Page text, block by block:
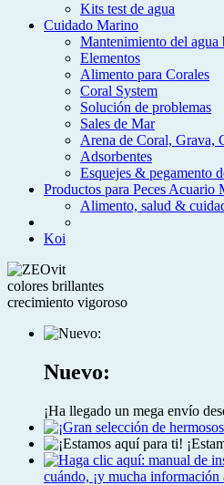
Kits test de agua
Cuidado Marino
Mantenimiento del
Elementos
Alimento para Corales
Coral System
Solución de problemas
Sales de Mar
Arena de Coral, Grava,
Adsorbentes
Esquejes & pegamento
Productos para Peces Acuario
Alimento, salud &
Koi
colores brillantes
crecimiento vigoroso
Nuevo:
¡Ha llegado un mega envío
cuándo, ¡y mucha información